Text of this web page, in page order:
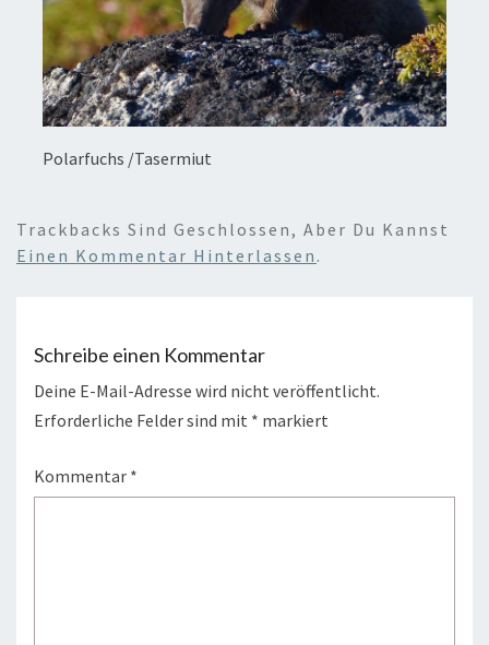
Polarfuchs /Tasermiut
Trackbacks Sind Geschlossen, Aber Du Kannst
Einen Kommentar Hinterlassen .
Schreibe einen Kommentar
Deine E-Mail-Adresse wird nicht veröffentlicht.
Erforderliche Felder sind mit * markiert
Kommentar *